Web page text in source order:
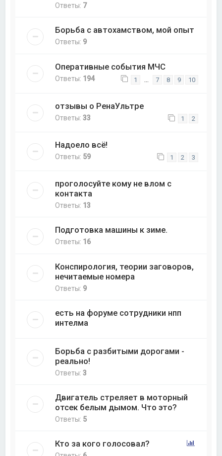
Ответы: 7
Борьба с автохамством, мой опыт
Ответы: 9
Оперативные события МЧС
Ответы: 194 1 7 8 9 10
отзывы о РенаУльтре
Ответы:33 1 2
Надоело всё!
Ответы: 59 1 2 3
проголосуйте кому не влом с
контакта
Ответы: 13
Подготовка машины к зиме.
Ответы: 16
Конспирология, теории заговоров,
нечитаемые номера
Ответы: 9
есть на форуме сотрудники нпп
интелма
Борьба с разбитыми дорогами -
реально!
Ответы:3
Двигатель стреляет в моторный
отсек белым дымом. Что это?
Ответы: 5
Кто за кого голосовал?